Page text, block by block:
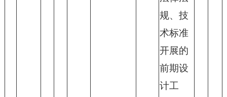
规、技
术标准
开展的
前期设
计工